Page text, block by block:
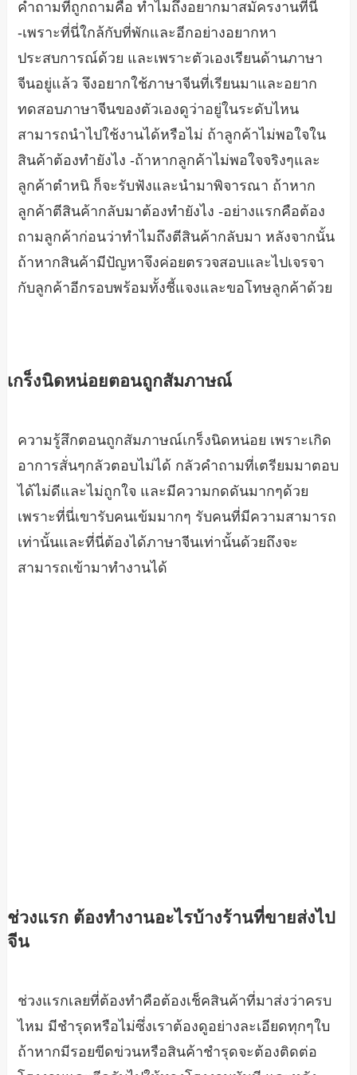
คำถามที่ถูกถามคือ ทำไมถึงอยากมาสมัครงานที่นี่
-เพราะที่นี่ใกล้กับที่พักและอีกอย่างอยากหา
ประสบการณ์ด้วย และเพราะตัวเองเรียนด้านภาษา
จีนอยู่แล้ว จึงอยากใช้ภาษาจีนที่เรียนมาและอยาก
ทดสอบภาษาจีนของตัวเองดูว่าอยู่ในระดับไหน
สามารถนำไปใช้งานได้หรือไม่ ถ้าลูกค้าไม่พอใจใน
สินค้าต้องทำยังไง -ถ้าหากลูกค้าไม่พอใจจริงๆและ
ลูกค้าตำหนิ ก็จะรับฟังและนำมาพิจารณา ถ้าหาก
ลูกค้าตีสินค้ากลับมาต้องทำยังไง -อย่างแรกคือต้อง
ถามลูกค้าก่อนว่าทำไมถึงตีสินค้ากลับมา หลังจากนั้น
ถ้าหากสินค้ามีปัญหาจึงค่อยตรวจสอบและไปเจรจา
กับลูกค้าอีกรอบพร้อมทั้งชี้แจงและขอโทษลูกค้าด้วย
เกร็งนิดหน่อยตอนถูกสัมภาษณ์
ความรู้สึกตอนถูกสัมภาษณ์เกร็งนิดหน่อย เพราะเกิด
อาการสั่นๆกลัวตอบไม่ได้ กลัวคำถามที่เตรียมมาตอบ
ได้ไม่ดีและไม่ถูกใจ และมีความกดดันมากๆด้วย
เพราะที่นี่เขารับคนเข้มมากๆ รับคนที่มีความสามารถ
เท่านั้นและที่นี่ต้องได้ภาษาจีนเท่านั้นด้วยถึงจะ
สามารถเข้ามาทำงานได้
ช่วงแรก ต้องทำงานอะไรบ้างร้านที่ขายส่งไป
จีน
ช่วงแรกเลยที่ต้องทำคือต้องเช็คสินค้าที่มาส่งว่าครบ
ไหม มีชำรุดหรือไม่ซึ่งเราต้องดูอย่างละเอียดทุกๆใบ
ถ้าหากมีรอยขีดข่วนหรือสินค้าชำรุดจะต้องติดต่อ